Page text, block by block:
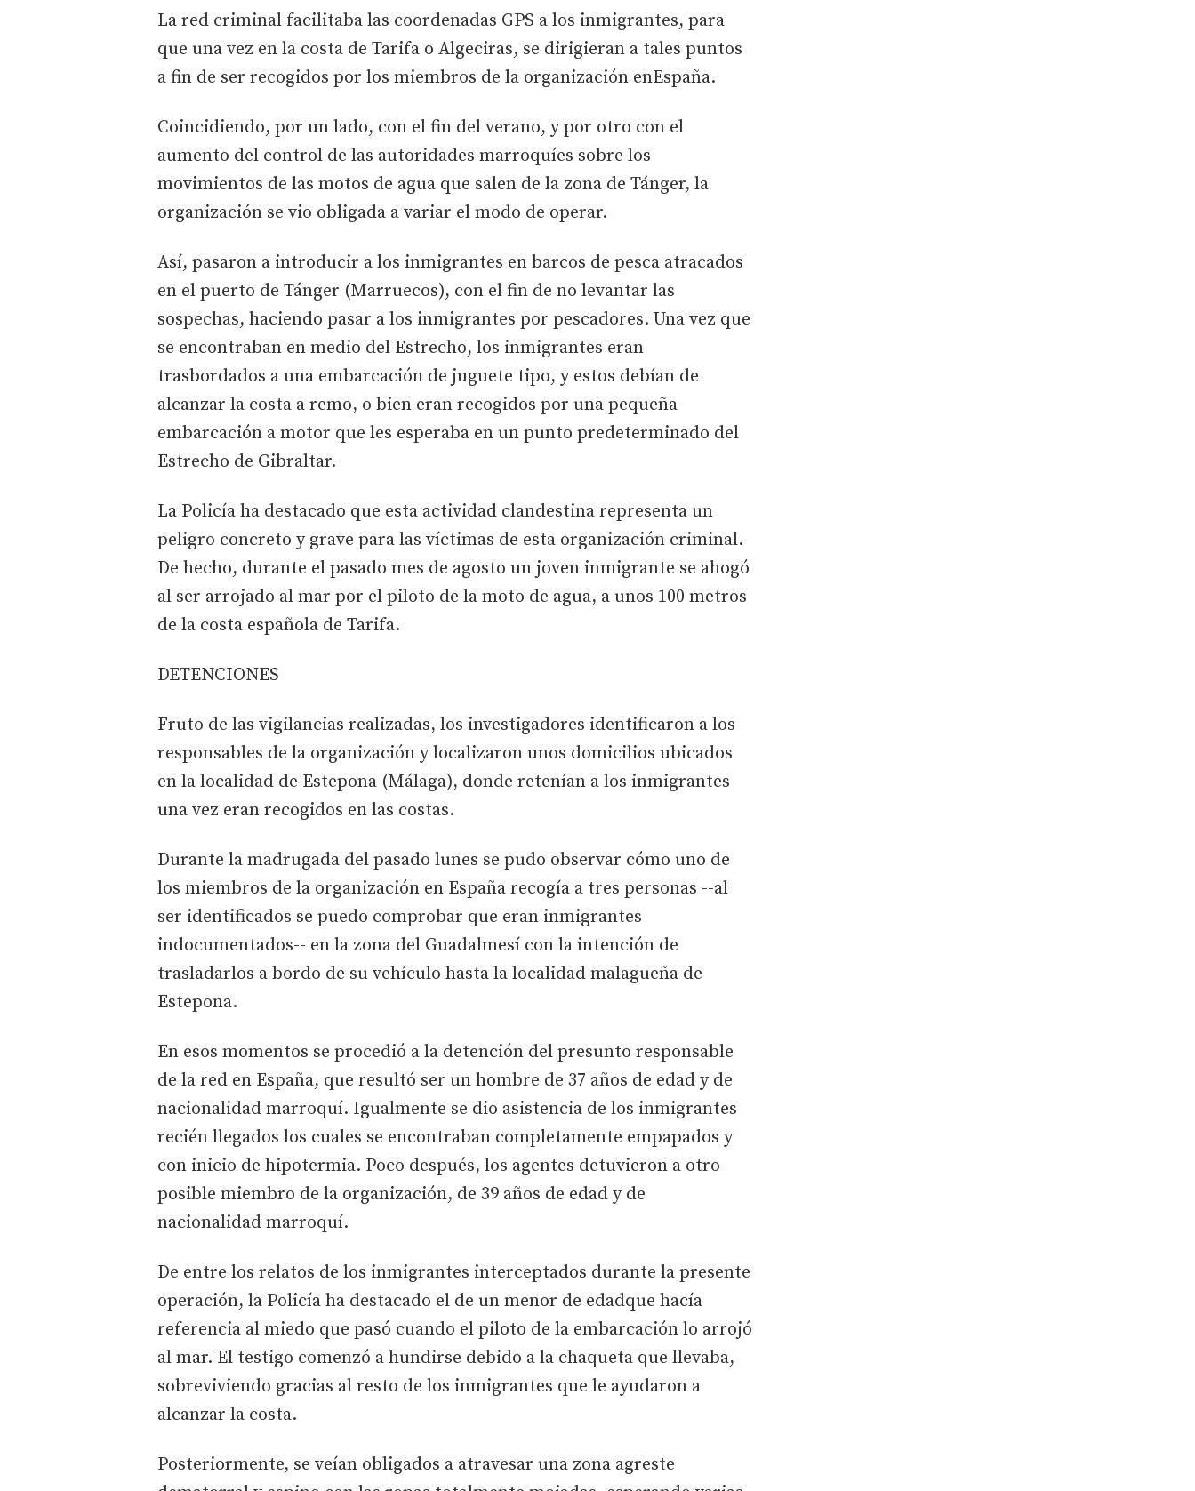
La red criminal facilitaba las coordenadas GPS a los inmigrantes, para
que una vez en la costa de Tarifa o Algeciras, se dirigieran a tales puntos
a fin de ser recogidos por los miembros de la organización enEspaña.
Coincidiendo, por un lado, con el fin del verano, y por otro con el
aumento del control de las autoridades marroquíes sobre los
movimientos de las motos de agua que salen de la zona de Tánger, la
organización se vio obligada a variar el modo de operar.
Así, pasaron a introducir a los inmigrantes en barcos de pesca atracados
en el puerto de Tánger (Marruecos), con el fin de no levantar las
sospechas, haciendo pasar a los inmigrantes por pescadores. Una vez que
se encontraban en medio del Estrecho, los inmigrantes eran
trasbordados a una embarcación de juguete tipo, y estos debían de
alcanzar la costa a remo, o bien eran recogidos por una pequeña
embarcación a motor que les esperaba en un punto predeterminado del
Estrecho de Gibraltar.
La Policía ha destacado que esta actividad clandestina representa un
peligro concreto y grave para las víctimas de esta organización criminal.
De hecho, durante el pasado mes de agosto un joven inmigrante se ahogó
al ser arrojado al mar por el piloto de la moto de agua, a unos 100 metros
de la costa española de Tarifa.
DETENCIONES
Fruto de las vigilancias realizadas, los investigadores identificaron a los
responsables de la organización y localizaron unos domicilios ubicados
en la localidad de Estepona (Málaga), donde retenían a los inmigrantes
una vez eran recogidos en las costas.
Durante la madrugada del pasado lunes se pudo observar cómo uno de
los miembros de la organización en España recogía a tres personas --al
ser identificados se puedo comprobar que eran inmigrantes
indocumentados-- en la zona del Guadalmesí con la intención de
trasladarlos a bordo de su vehículo hasta la localidad malagueña de
Estepona.
En esos momentos se procedió a la detención del presunto responsable
de la red en España, que resultó ser un hombre de 37 años de edad y de
nacionalidad marroquí. Igualmente se dio asistencia de los inmigrantes
recién llegados los cuales se encontraban completamente empapados y
con inicio de hipotermia. Poco después, los agentes detuvieron a otro
posible miembro de la organización, de 39 años de edad y de
nacionalidad marroquí.
De entre los relatos de los inmigrantes interceptados durante la presente
operación, la Policía ha destacado el de un menor de edadque hacía
referencia al miedo que pasó cuando el piloto de la embarcación lo arrojó
al mar. El testigo comenzó a hundirse debido a la chaqueta que llevaba,
sobreviviendo gracias al resto de los inmigrantes que le ayudaron a
alcanzar la costa.
Posteriormente, se veían obligados a atravesar una zona agreste